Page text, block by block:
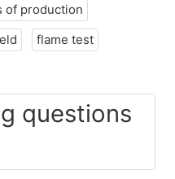
of production
flame test
questions